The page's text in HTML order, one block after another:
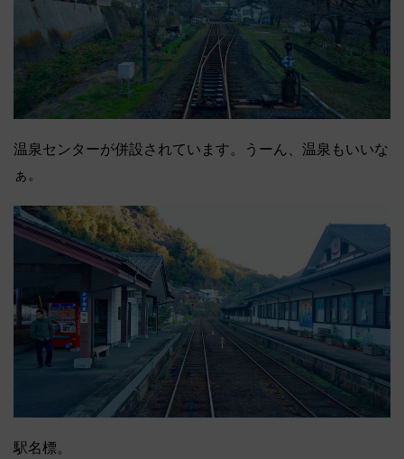
温泉センターが併設されています。うーん、温泉もいいな
ぁ。
駅名標。